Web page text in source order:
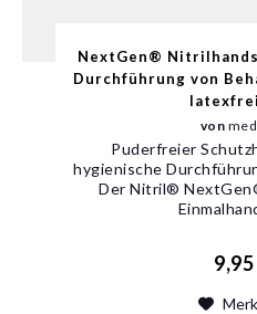
NextGen®
Durchführung von
von
Puderfreier
hygienische
Der Nitril®